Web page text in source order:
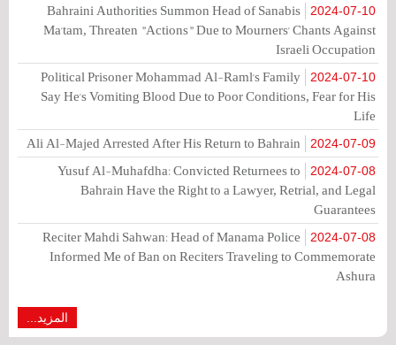
2024-07-10
Bahraini Authorities Summon Head of Sanabis
Ma'tam, Threaten "Actions" Due to Mourners' Chants Against
Israeli Occupation
2024-07-10
Political Prisoner Mohammad Al-Raml's Family
Say He's Vomiting Blood Due to Poor Conditions, Fear for His
Life
2024-07-09
Ali Al-Majed Arrested After His Return to Bahrain
2024-07-08
Yusuf Al-Muhafdha: Convicted Returnees to
Bahrain Have the Right to a Lawyer, Retrial, and Legal
Guarantees
2024-07-08
Reciter Mahdi Sahwan: Head of Manama Police
Informed Me of Ban on Reciters Traveling to Commemorate
Ashura
المزيد...